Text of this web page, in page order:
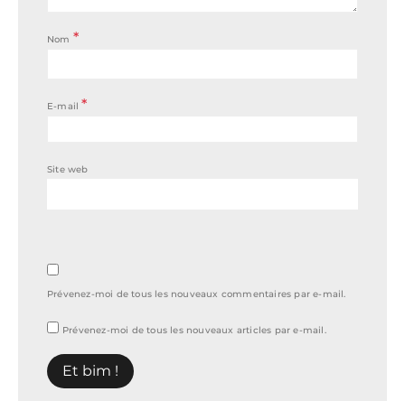
Nom *
E-mail*
Site web
Prévenez-moi de tous les nouveaux commentaires par e-mail.
Prévenez-moi de tous les nouveaux articles par e-mail.